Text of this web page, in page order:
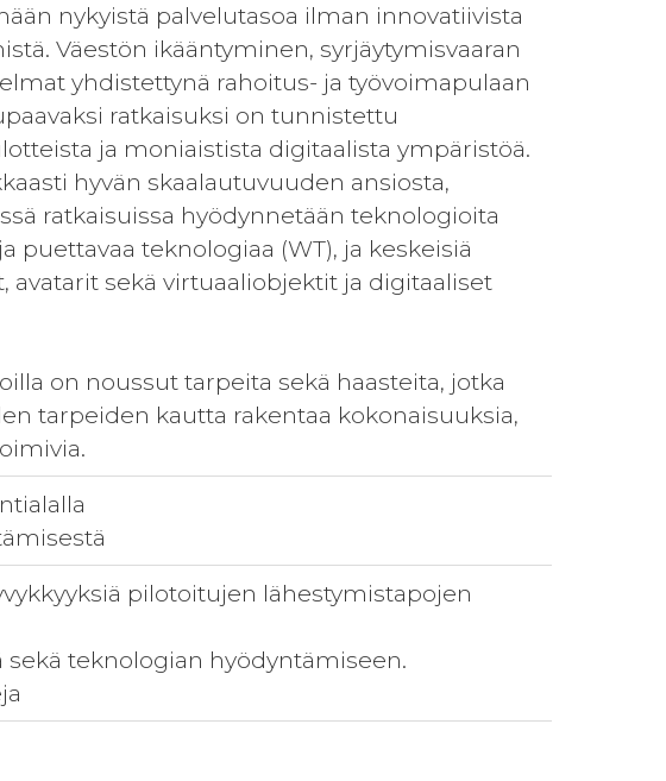
nykyistä palvelutasoa ilman innovatiivista
Väestön ikääntyminen, syrjäytymisvaaran
yhdistettynä rahoitus- ja työvoimapulaan
ratkaisuksi on tunnistettu
ja moniaistista digitaalista ympäristöä.
hyvän skaalautuvuuden ansiosta,
ratkaisuissa hyödynnetään teknologioita
puettavaa teknologiaa (WT), ja keskeisiä
sekä virtuaaliobjektit ja digitaaliset
on noussut tarpeita sekä haasteita, jotka
tarpeiden kautta rakentaa kokonaisuuksia,
pilotoitujen lähestymistapojen
teknologian hyödyntämiseen.